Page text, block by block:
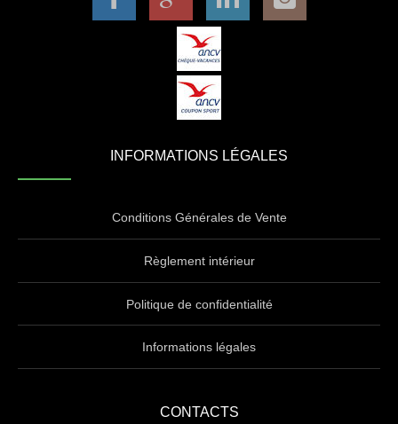
INFORMATIONS LÉGALES
Conditions Générales de Vente
Règlement intérieur
Politique de confidentialité
Informations légales
CONTACTS